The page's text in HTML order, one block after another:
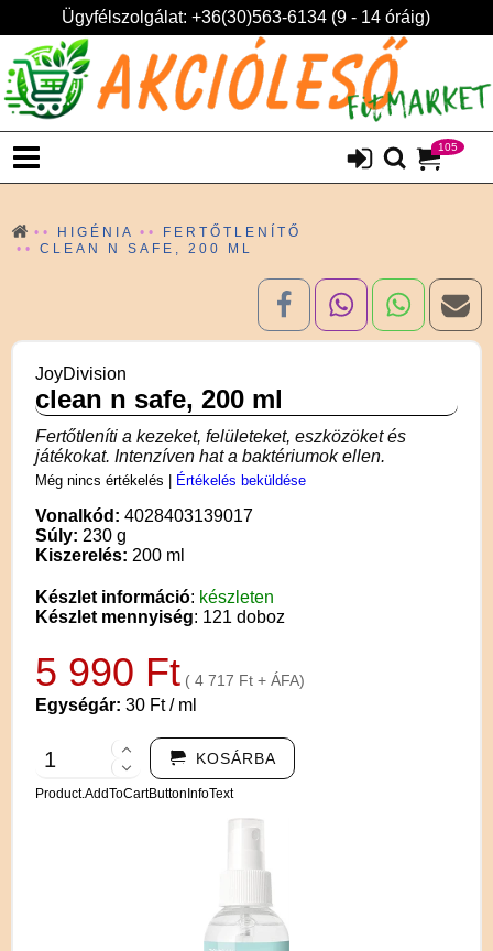
Ügyfélszolgálat: +36(30)563-6134 (9 - 14 óráig)
105
HIGÉNIA
FERTŐTLENÍTŐ
CLEAN N SAFE, 200 ML
JoyDivision
clean n safe, 200 ml
Fertőtleníti a kezeket, felületeket, eszközöket és
játékokat. Intenzíven hat a baktériumok ellen.
Még nincs értékelés Értékelés beküldése
Vonalkód: 4028403139017
Súly: 230 g
Kiszerelés: 200 ml
Készlet információ: készleten
Készlet mennyiség: 121 doboz
5 990 Ft ( 4 717 Ft + ÁFA)
Egységár: 30 Ft / ml
KOSÁRBA
Product.AddToCartButtonInfoText